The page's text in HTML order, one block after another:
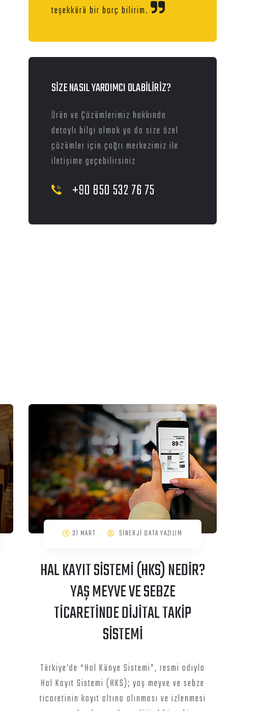
teşekkürü bir borç bilirim.
SİZE NASIL YARDIMCI OLABİLİRİZ?
Ürün ve Çözümlerimiz hakkında
detaylı bilgi almak ya da size özel
çözümler için çağrı merkezimiz ile
iletişime geçebilirsiniz
+90 850 532 76 75
31 MART SİNERJİ DATA YAZILIM
HAL KAYIT SİSTEMİ (HKS) NEDİR?
YAŞ MEYVE VE SEBZE
TİCARETİNDE DİJİTAL TAKİP
SİSTEMİ
Türkiye’de “Hal Künye Sistemi”, resmi adıyla
Hal Kayıt Sistemi (HKS); yaş meyve ve sebze
ticaretinin kayıt altına alınması ve izlenmesi